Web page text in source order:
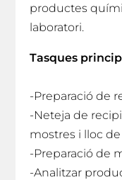
productes
laboratori.
Tasques
-Preparació de
-Neteja de
mostres i lloc
-Preparació de
-Analitzar